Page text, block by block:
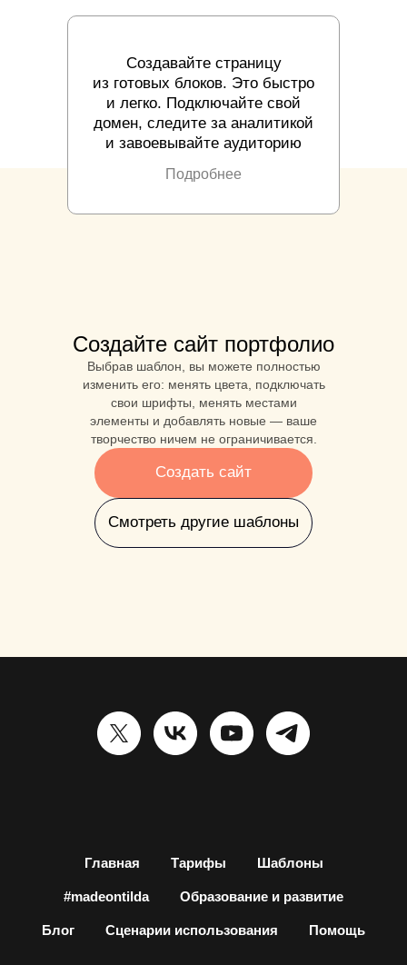
Создавайте страницу
из готовых блоков. Это быстро
и легко. Подключайте свой
домен, следите за аналитикой
и завоевывайте аудиторию
Подробнее
Создайте сайт портфолио
Выбрав шаблон, вы можете полностью
изменить его: менять цвета, подключать
свои шрифты, менять местами
элементы и добавлять новые ― ваше
творчество ничем не ограничивается.
Создать сайт
Смотреть другие шаблоны
Главная Тарифы Шаблоны
#madeontilda Образование и развитие
Блог Сценарии использования Помощь